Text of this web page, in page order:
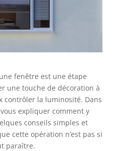
fenêtre est une étape
une touche de décoration à
contrôler la luminosité. Dans
expliquer comment y
conseils simples et
cette opération n’est pas si
paraître.